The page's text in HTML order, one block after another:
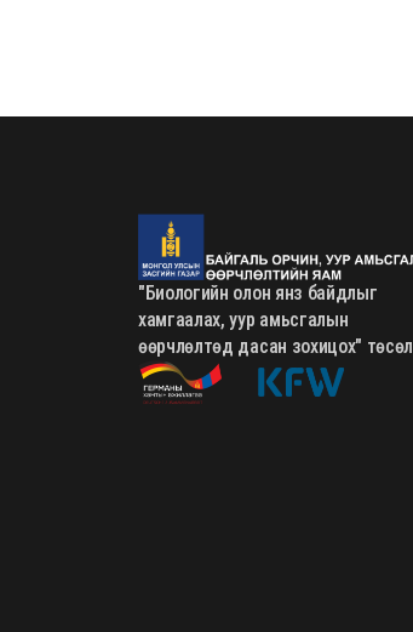
"Биологийн олон янз байдлыг
хамгаалах, уур амьсгалын
өөрчлөлтөд дасан зохицох" төсөл